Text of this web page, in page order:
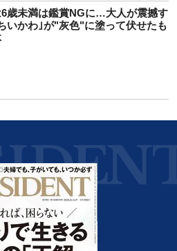
6歳未満は鑑賞NGに…大人が震撼す
いかわ｣が"灰色"に塗って伏せたも